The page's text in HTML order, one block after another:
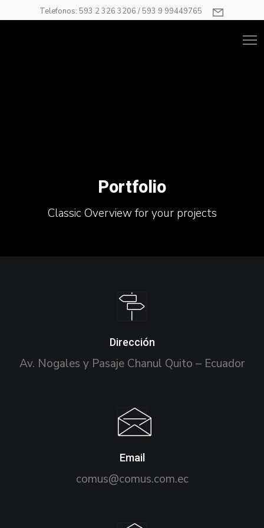
Telefonos: 593 2 326 3206 / 593 9 99449765
Portfolio
Classic Overview for your projects
Dirección
Av. Nogales y Pasaje Chanul Quito – Ecuador
Email
comus@comus.com.ec